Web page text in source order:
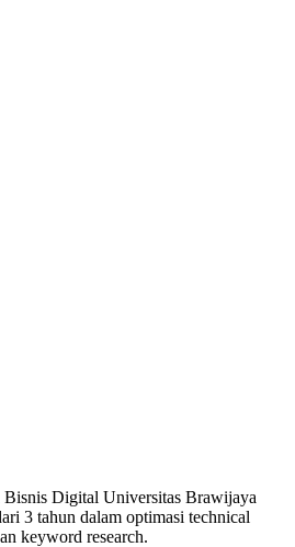
Bisnis Digital Universitas Brawijaya
3 tahun dalam optimasi technical
keyword research.